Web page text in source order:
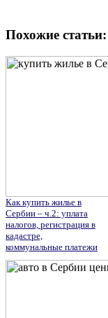
Похожие статьи:
Как купить жилье в
Сербии – ч.2: уплата
налогов, регистрация в
кадастре,
коммунальные платежи